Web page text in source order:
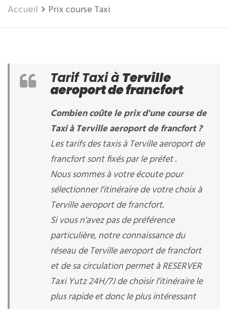
Accueil Prix course Taxi
Tarif Taxi à Terville
aeroport de francfort
Combien coûte le prix d'une course de
Taxi à Terville aeroport de francfort ?
Les tarifs des taxis à Terville aeroport de
francfort sont fixés par le préfet .
Nous sommes à votre écoute pour
sélectionner l'itinéraire de votre choix à
Terville aeroport de francfort.
Si vous n'avez pas de préférence
particulière, notre connaissance du
réseau de Terville aeroport de francfort
et de sa circulation permet à RESERVER
Taxi Yutz 24H/7J de choisir l'itinéraire le
plus rapide et donc le plus intéressant